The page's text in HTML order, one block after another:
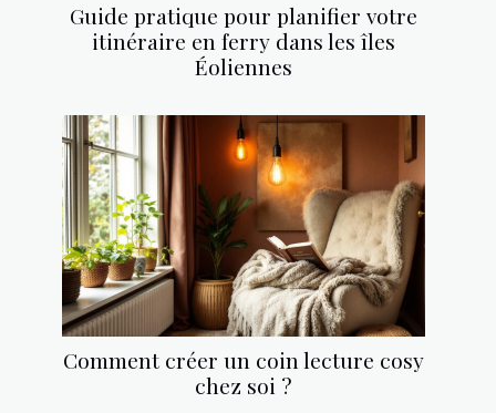
Guide pratique pour planifier votre
itinéraire en ferry dans les îles
Éoliennes
Comment créer un coin lecture cosy
chez soi ?